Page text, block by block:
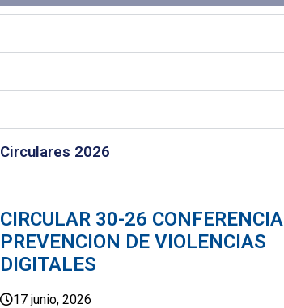
Circulares 2026
CIRCULAR 30-26 CONFERENCIA
PREVENCION DE VIOLENCIAS
DIGITALES
17 junio, 2026